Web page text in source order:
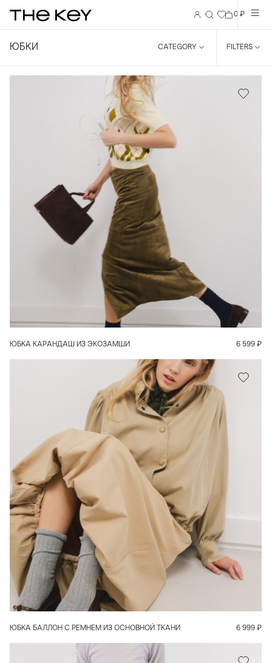
0 ₽
ЮБКИ CATEGORY FILTERS
В КОРЗИНУ
ЮБКА КАРАНДАШ ИЗ ЭКОЗАМШИ 6 599 ₽
ЮБКА БАЛЛОН С РЕМНЕМ ИЗ ОСНОВНОЙ ТКАНИ 6 999 ₽